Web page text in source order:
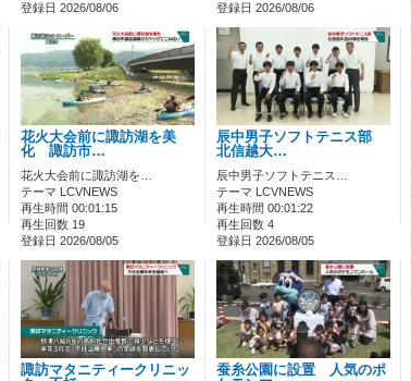
登録日 2026/08/06
登録日 2026/08/06
花火大会前に諏訪湖を美
化 諏訪市…
花火大会前に諏訪湖を…
テーマ LCVNEWS
再生時間 00:01:15
再生回数 19
登録日 2026/08/05
辰中男子ソフトテニス部
北信越大…
辰中男子ソフトテニス…
テーマ LCVNEWS
再生時間 00:01:22
再生回数 4
登録日 2026/08/05
諏訪マタニティークリニッ
蚕糸公園に設置 人気のポ